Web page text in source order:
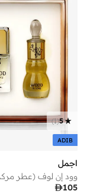
5
(
1
)
ADIB
اجمل
105